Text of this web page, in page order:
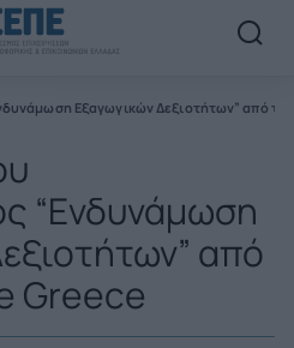
Εξαγωγικών Δεξιοτήτων” από
“Ενδυνάμωση
από
Greece